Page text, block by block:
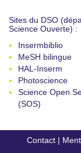
Sites du DSO
Science Ouverte) :
Insermbiblio
MeSH bilingue
HAL-Inserm
Photoscience
Science Open
(SOS)
Contact |